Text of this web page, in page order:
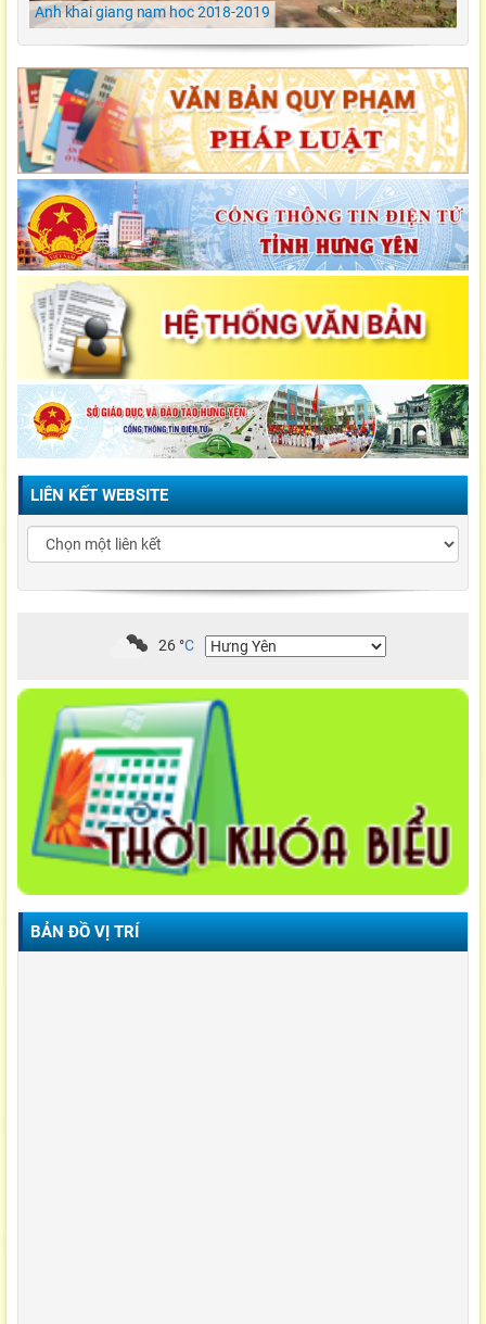
Anh khai giang nam hoc 2018-2019
LIÊN KẾT WEBSITE
26°C
BẢN ĐỒ VỊ TRÍ